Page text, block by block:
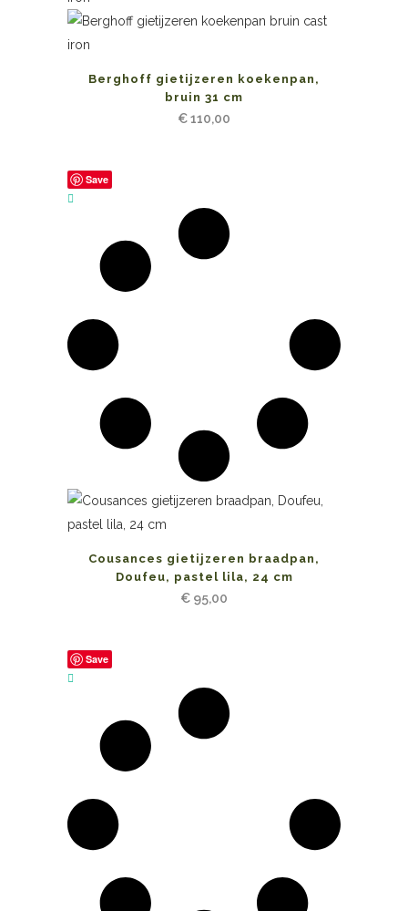
Berghoff gietijzeren koekenpan,
bruin 31 cm
€110,00
Save
Cousances gietijzeren braadpan,
Doufeu, pastel lila, 24 cm
€ 95,00
Save